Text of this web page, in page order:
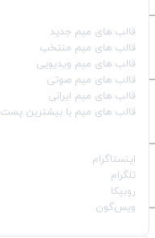
قالب‌ های میم جدید
قالب‌ های میم منتخب
قالب‌ های میم ویدیویی
قالب‌ های میم صوتی
قالب‌ های میم ایرانی
قالب‌ های میم با بیشترین پست
اینستاگرام
تلگرام
روبیکا
ویس‌گون